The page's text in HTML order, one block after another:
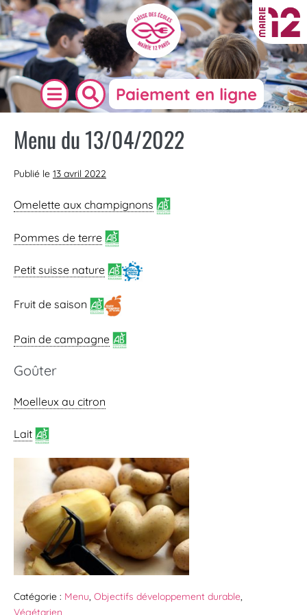
Paiement en ligne
Menu du 13/04/2022
Publié le 13 avril 2022
Omelette aux champignons
Pommes de terre
Petit suisse nature
Fruit de saison
Pain de campagne
Goûter
Moelleux au citron
Lait
Catégorie : Menu, Objectifs développement durable,
Végétarien